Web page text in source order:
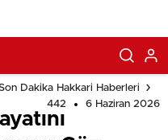
Dakika Hakkari Haberleri
442
6 Haziran 2026